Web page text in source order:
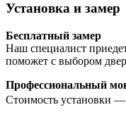
Установка и замер
Бесплатный замер
Наш специалист
поможет с выбором
Профессиональный
Стоимость установки